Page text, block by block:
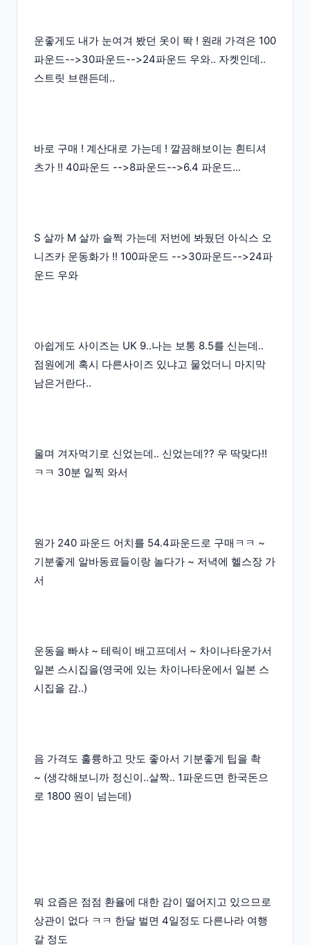
운좋게도 내가 눈여겨 봤던 옷이 똭 ! 원래 가격은 100
파운드-->30파운드-->24파운드 우와.. 자켓인데..
스트릿 브랜든데..
바로 구매 ! 계산대로 가는데 ! 깔끔해보이는 흰티셔
츠가 !! 40파운드 -->8파운드-->6.4 파운드...
S 살까 M 살까 슬쩍 가는데 저번에 봐뒀던 아식스 오
니즈카 운동화가 !! 100파운드 -->30파운드-->24파
운드 우와
아쉽게도 사이즈는 UK 9..나는 보통 8.5를 신는데..
점원에게 혹시 다른사이즈 있냐고 물었더니 마지막
남은거란다..
울며 겨자먹기로 신었는데.. 신었는데?? 우 딱맞다!!
ㅋㅋ 30분 일찍 와서
원가 240 파운드 어치를 54.4파운드로 구매ㅋㅋ ~
기분좋게 알바동료들이랑 놀다가 ~ 저녁에 헬스장 가
서
운동을 빠샤 ~ 테릭이 배고프데서 ~ 차이나타운가서
일본 스시집을(영국에 있는 차이나타운에서 일본 스
시집을 감..)
음 가격도 훌륭하고 맛도 좋아서 기분좋게 팁을 촥
~ (생각해보니까 정신이..살짝.. 1파운드면 한국돈으
로 1800 원이 넘는데)
뭐 요즘은 점점 환율에 대한 감이 떨어지고 있으므로
상관이 없다 ㅋㅋ 한달 벌면 4일정도 다른나라 여행
갈 정도